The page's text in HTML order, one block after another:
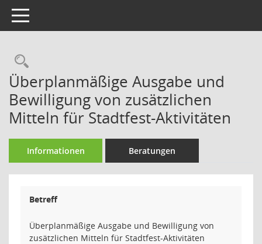
Toggle navigation
Rechercheauswahl
Überplanmäßige Ausgabe und
Bewilligung von zusätzlichen
Mitteln für Stadtfest-Aktivitäten
Informationen Beratungen
Betreff
Überplanmäßige Ausgabe und Bewilligung von
zusätzlichen Mitteln für Stadtfest-Aktivitäten